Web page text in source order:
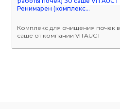
Ренимарен (комплекс...
Комплекс для очищения почек в
саше от компании VITAUCT